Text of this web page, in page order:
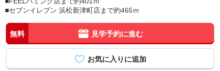
■セブンイレブン 浜松新津町店まで約465ｍ
無料 見学予約に進む